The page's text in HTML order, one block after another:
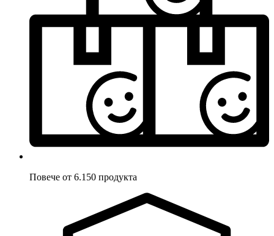
Повече от 6.150 продукта